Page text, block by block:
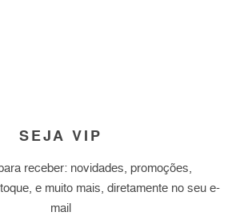
SEJA VIP
receber: novidades, promoções,
e muito mais, diretamente no seu e-
mail